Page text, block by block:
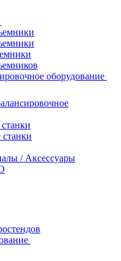
оборудование
/ Аксессуары